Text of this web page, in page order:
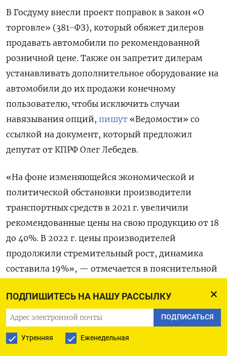
ПОДПИШИТЕСЬ НА НАШУ РАССЫЛКУ
ПОДПИСАТЬСЯ
Утренняя Еженедельная
В Госдуму внесли проект поправок в закон «О
торговле» (381-ФЗ), который обяжет дилеров
продавать автомобили по рекомендованной
розничной цене. Также он запретит дилерам
устанавливать дополнительное оборудование на
автомобили до их продажи конечному
пользователю, чтобы исключить случаи
навязывания опций, пишут «Ведомости» со
ссылкой на документ, который предложил
депутат от КПРФ Олег Лебедев.
«На фоне изменяющейся экономической и
политической обстановки производители
транспортных средств в 2021 г. увеличили
рекомендованные цены на свою продукцию от 18
до 40%. В 2022 г. цены производителей
продолжили стремительный рост, динамика
составила 19%», — отмечается в пояснительной
При этом дилеры начали навязывать
покупателям различные опции, в результате
чего машину с рекомендованной розничной